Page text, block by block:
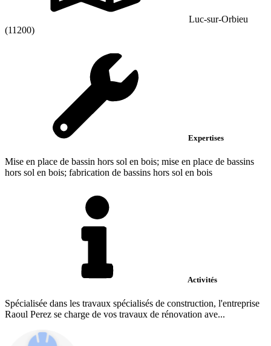
Luc-sur-Orbieu
(11200)
Expertises
Mise en place de bassin hors sol en bois; mise en place de bassins
hors sol en bois; fabrication de bassins hors sol en bois
Activités
Spécialisée dans les travaux spécialisés de construction, l'entreprise
Raoul Perez se charge de vos travaux de rénovation ave...